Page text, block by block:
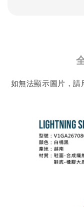
如無法顯示圖片，請